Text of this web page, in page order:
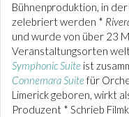
Bühnenproduktion, in
zelebriert werden *
und wurde von über 23
Veranstaltungsorten
SymphonicSuite ist
Connemara Suitefür
Limerick geboren, wirkt
Produzent * Schrieb